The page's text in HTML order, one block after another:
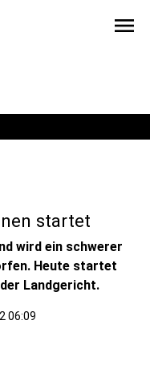
menu
startet
wird ein schwerer
Heute startet
Landgericht.
06:09